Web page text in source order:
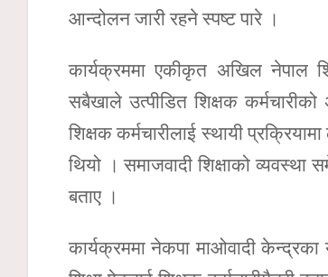
आन्दोलन जारी रहने स्पष्ट पारे ।
कार्यक्रममा एकीकृत अखिल नेपाल
सबैखाले उत्पीडित शिक्षक
शिक्षक कर्मचारीलाई स्थायी
थियो । समाजवादी शिक्षाको व्यवस्था
बताए ।
कार्यक्रममा नेकपा माओवादी